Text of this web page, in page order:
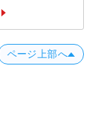
ページ上部へ